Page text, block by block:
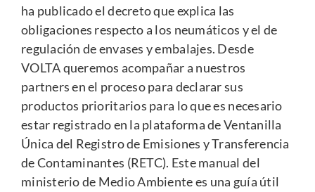
ha publicado el decreto que explica las
obligaciones respecto a los neumáticos y el de
regulación de envases y embalajes. Desde
VOLTA queremos acompañar a nuestros
partners en el proceso para declarar sus
productos prioritarios para lo que es necesario
estar registrado en la plataforma de Ventanilla
Única del Registro de Emisiones y Transferencia
de Contaminantes (RETC). Estemanual del
ministerio de Medio Ambiente es una guía útil